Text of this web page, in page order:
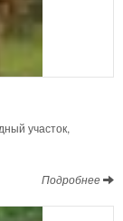
участок,
Подробнее